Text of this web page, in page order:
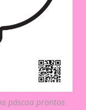
páscoa prontos